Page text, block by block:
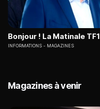
Bonjour ! La Matinale TF1
INFORMATIONS MAGAZINES
Magazines à venir